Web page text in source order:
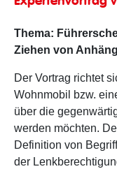
Thema:
Ziehen von
Der Vortrag richtet
Wohnmobil bzw.
über die
werden möchten.
Definition von
der